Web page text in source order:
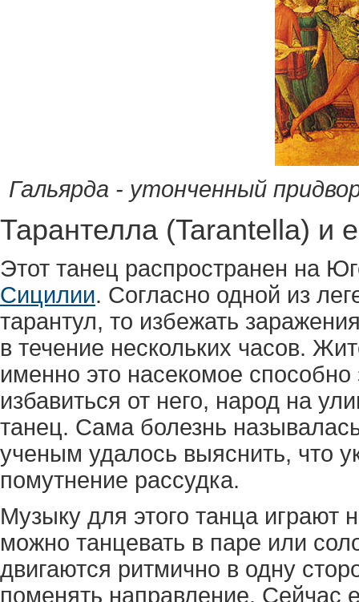
Гальярда - утонченный
Тарантелла (Tarantella) и
Этот танец распространен на
Сицилии. Согласно одной из
тарантул, то избежать
в течение нескольких часов.
именно это насекомое
избавиться от него, народ на
танец. Сама болезнь
ученым удалось выяснить, что
помутнение рассудка.
Музыку для этого танца играют
можно танцевать в паре или
двигаются ритмично в одну
поменять направление. Сейчас